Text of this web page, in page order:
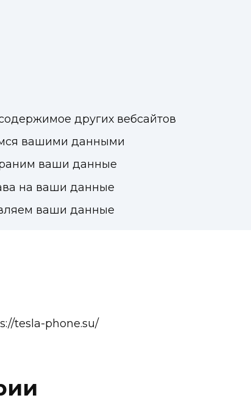
других вебсайтов
вашими данными
ваши данные
на ваши данные
ваши данные
tesla-phone.su/